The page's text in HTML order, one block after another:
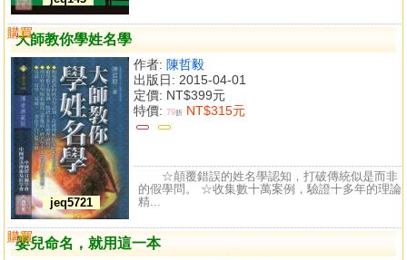
大師教你學姓名學
jeq5721
作者: 陳哲毅
出版日: 2015-04-01
定價: NT$399元
特價: 79折 NT$315元
購買
比較
☆顛覆錯誤的姓名學認知，打破傳統似是而非
的假學問。 ☆收集數十萬案例，驗證十多年的理論
精...
嬰兒命名，就用這一本
購買
比較